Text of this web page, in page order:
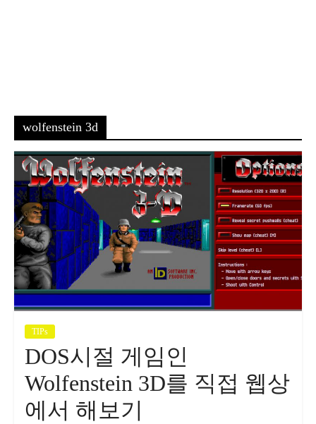
wolfenstein 3d
TIPs
DOS시절 게임인
Wolfenstein 3D를 직접 웹상
에서 해보기